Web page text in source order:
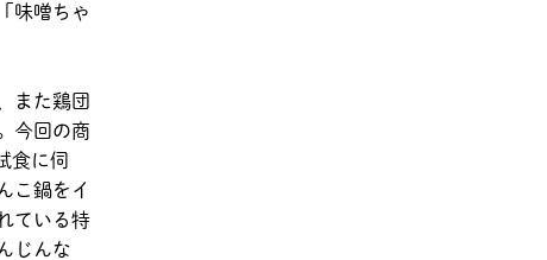
味噌ちゃ
また鶏団
今回の商
食に伺
こ鍋をイ
ている特
じんな